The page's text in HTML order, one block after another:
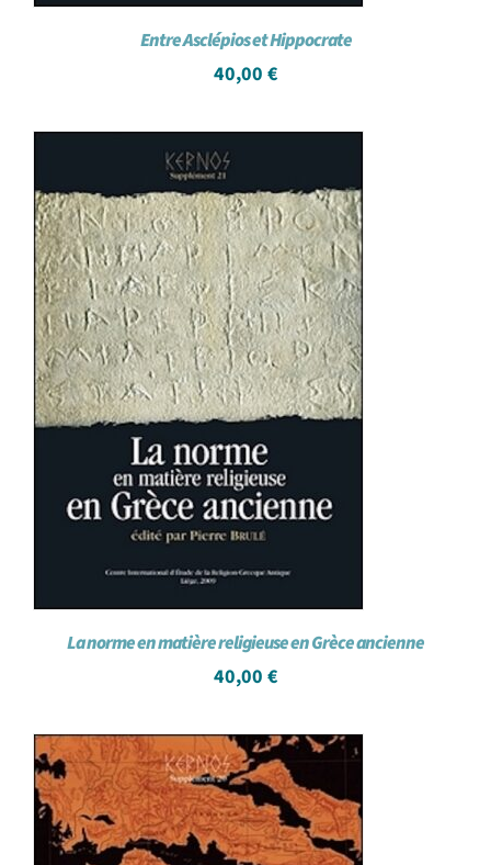
Entre Asclépios et Hippocrate
40,00 €
La norme en matière religieuse en Grèce ancienne
40,00 €